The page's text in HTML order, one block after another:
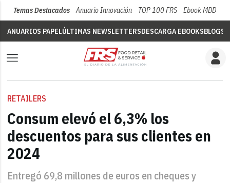
Temas Destacados Anuario Innovación TOP 100 FRS Ebook MDD
ANUARIOS PAPELÚLTIMAS NEWSLETTERSDESCARGA EBOOKSBLOGS
RETAILERS
Consum elevó el 6,3% los
descuentos para sus clientes en
2024
Entregó 69,8 millones de euros en cheques y